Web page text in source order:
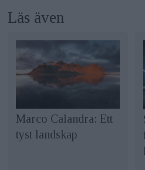
Läs även
Marco Calandra: Ett
tyst landskap